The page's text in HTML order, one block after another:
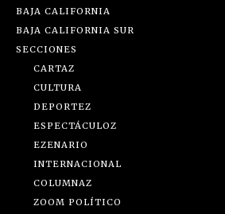
BAJA CALIFORNIA
BAJA CALIFORNIA SUR
SECCIONES
CARTAZ
CULTURA
DEPORTEZ
ESPECTÁCULOZ
EZENARIO
INTERNACIONAL
COLUMNAZ
ZOOM POLÍTICO